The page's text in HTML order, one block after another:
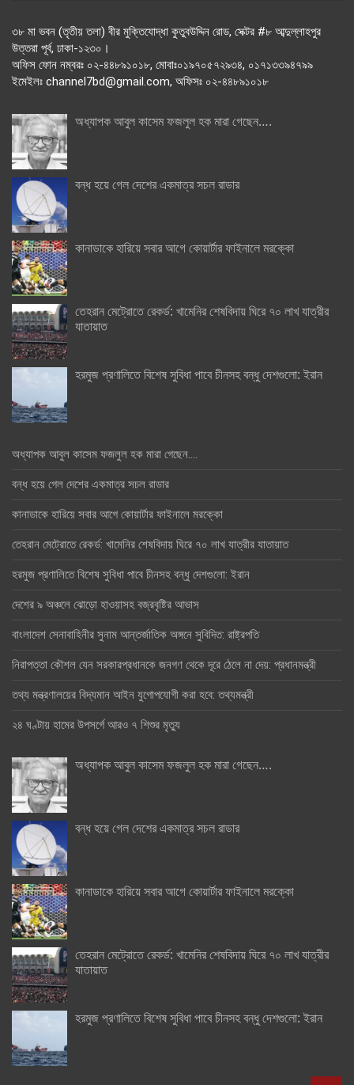
৩৮ মা ভবন (তৃতীয় তলা) বীর মুক্তিযোদ্ধা কুতুবউদ্দিন রোড, সেক্টর #৮ আব্দুল্লাহপুর
উত্তরা পূর্ব, ঢাকা-১২৩০।
অফিস ফোন নম্বরঃ ০২-৪৪৮৯১০১৮, মোবাঃ০১৯৭০৫৭২৯৩৪, ০১৭১৩৩৯৪৭৯৯
ইমেইলঃ channel7bd@gmail.com, অফিসঃ ০২-৪৪৮৯১০১৮
অধ্যাপক আবুল কাসেম ফজলুল হক মারা গেছেন….
বন্ধ হয়ে গেল দেশের একমাত্র সচল রাডার
কানাডাকে হারিয়ে সবার আগে কোয়ার্টার ফাইনালে মরক্কো
তেহরান মেট্রোতে রেকর্ড: খামেনির শেষবিদায় ঘিরে ৭০ লাখ যাত্রীর
যাতায়াত
হরমুজ প্রণালিতে বিশেষ সুবিধা পাবে চীনসহ বন্ধু দেশগুলো: ইরান
অধ্যাপক আবুল কাসেম ফজলুল হক মারা গেছেন….
বন্ধ হয়ে গেল দেশের একমাত্র সচল রাডার
কানাডাকে হারিয়ে সবার আগে কোয়ার্টার ফাইনালে মরক্কো
তেহরান মেট্রোতে রেকর্ড: খামেনির শেষবিদায় ঘিরে ৭০ লাখ যাত্রীর যাতায়াত
হরমুজ প্রণালিতে বিশেষ সুবিধা পাবে চীনসহ বন্ধু দেশগুলো: ইরান
দেশের ৯ অঞ্চলে ঝোড়ো হাওয়াসহ বজ্রবৃষ্টির আভাস
বাংলাদেশ সেনাবাহিনীর সুনাম আন্তর্জাতিক অঙ্গনে সুবিদিত: রাষ্ট্রপতি
নিরাপত্তা কৌশল যেন সরকারপ্রধানকে জনগণ থেকে দূরে ঠেলে না দেয়: প্রধানমন্ত্রী
তথ্য মন্ত্রণালয়ের বিদ্যমান আইন যুগোপযোগী করা হবে: তথ্যমন্ত্রী
২৪ ঘণ্টায় হামের উপসর্গে আরও ৭ শিশুর মৃত্যু
অধ্যাপক আবুল কাসেম ফজলুল হক মারা গেছেন….
বন্ধ হয়ে গেল দেশের একমাত্র সচল রাডার
কানাডাকে হারিয়ে সবার আগে কোয়ার্টার ফাইনালে মরক্কো
তেহরান মেট্রোতে রেকর্ড: খামেনির শেষবিদায় ঘিরে ৭০ লাখ যাত্রীর
যাতায়াত
হরমুজ প্রণালিতে বিশেষ সুবিধা পাবে চীনসহ বন্ধু দেশগুলো: ইরান